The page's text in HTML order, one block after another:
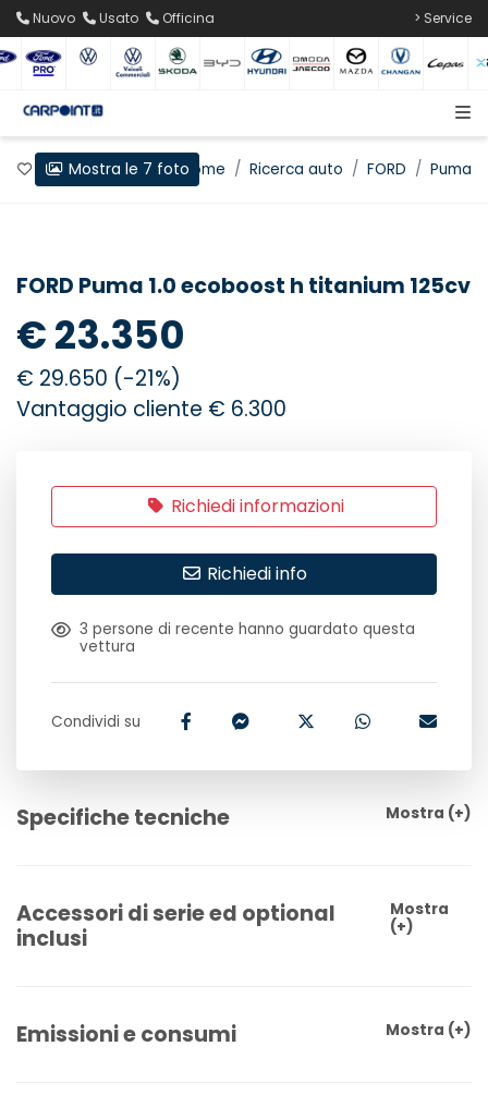
Nuovo Usato Officina > Service
Preferiti Home Ricerca auto FORD Puma
Mostra le 7 foto
FORD Puma 1.0 ecoboost h titanium 125cv
€ 23.350
€ 29.650 (-21%)
Vantaggio cliente € 6.300
Richiedi informazioni
Richiedi info
3 persone di recente hanno guardato questa
vettura
Condividi su
Specifiche tecniche Mostra (+)
Accessori di serie ed optional
inclusi
Mostra
(+)
Emissioni e consumi Mostra (+)